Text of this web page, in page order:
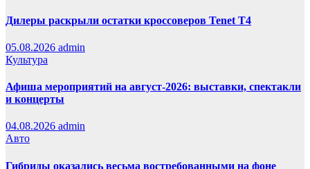
Дилеры раскрыли остатки кроссоверов Tenet T4
05.08.2026 admin
Культура
Афиша мероприятий на август-2026: выставки, спектакли
и концерты
04.08.2026 admin
Авто
Гибриды оказались весьма востребованными на фоне